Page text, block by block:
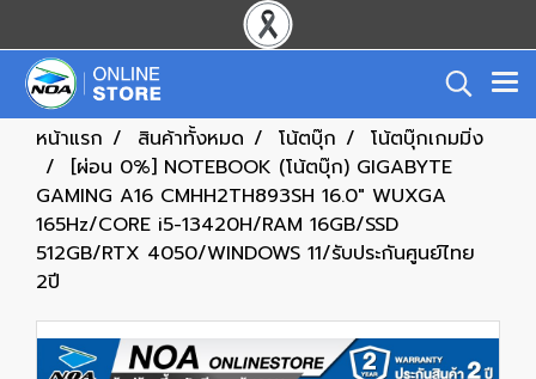
หน้าแรก สินค้าทั้งหมด โน้ตบุ๊ก
โน้ตบุ๊กเกมมิ่ง
[ผ่อน 0%] NOTEBOOK (โน้ตบุ๊ก) GIGABYTE
GAMING A16 CMHH2TH893SH 16.0" WUXGA
165Hz/CORE i5-13420H/RAM 16GB/SSD
512GB/RTX 4050/WINDOWS 11/รับประกันศูนย์ไทย
2ปี